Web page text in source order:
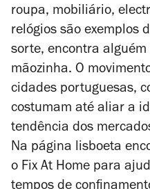
roupa, mobiliário,
relógios são exemplos
sorte, encontra
mãozinha. O
cidades portuguesas,
costumam até aliar a
tendência dos
Na página lisboeta
o Fix At Home para